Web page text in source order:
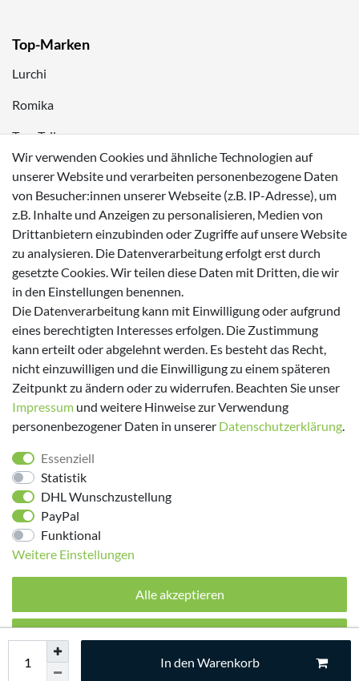
In den Warenkorb
Top-Marken
Lurchi
Romika
Tom Tailor
Zahlungsmöglichkeiten
Versanddienstleister
Folge uns!
© 2026 made by Supremo | Alle Rechte vorbehalten.
Wir verwenden Cookies und ähnliche Technologien auf
unserer Website und verarbeiten personenbezogene Daten
von Besucher:innen unserer Webseite (z.B. IP-Adresse), um
z.B. Inhalte und Anzeigen zu personalisieren, Medien von
Drittanbietern einzubinden oder Zugriffe auf unsere Website
zu analysieren. Die Datenverarbeitung erfolgt erst durch
gesetzte Cookies. Wir teilen diese Daten mit Dritten, die wir
in den Einstellungen benennen.
Die Datenverarbeitung kann mit Einwilligung oder aufgrund
eines berechtigten Interesses erfolgen. Die Zustimmung
kann erteilt oder abgelehnt werden. Es besteht das Recht,
nicht einzuwilligen und die Einwilligung zu einem späteren
Zeitpunkt zu ändern oder zu widerrufen. Beachten Sie unser
Impressum und weitere Hinweise zur Verwendung
personenbezogener Daten in unserer Daten­schutz­erklärung.
Essenziell
Statistik
DHL Wunschzustellung
PayPal
Funktional
Weitere Einstellungen
Alle akzeptieren